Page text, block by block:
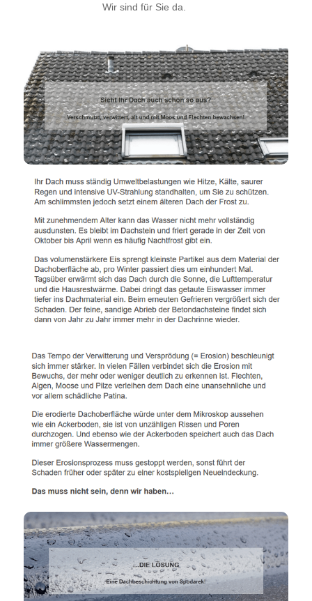
Wir sind für Sie da.